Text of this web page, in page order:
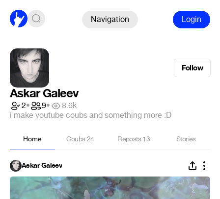
Navigation Login
Follow
Askar Galeev
2• 9•
8.6k
i make youtube coubs and something more :D
Home Coubs24 Reposts13 Stories
Askar Galeev